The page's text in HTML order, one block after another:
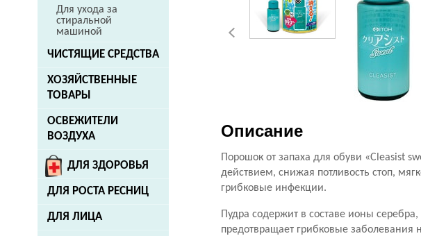
Для ухода за
стиральной
машиной
ЧИСТЯЩИЕ СРЕДСТВА
ХОЗЯЙСТВЕННЫЕ
ТОВАРЫ
ОСВЕЖИТЕЛИ
ВОЗДУХА
ДЛЯ ЗДОРОВЬЯ
ДЛЯ РОСТА РЕСНИЦ
ДЛЯ ЛИЦА
Описание
Порошок от запаха для обуви
действием, снижая потливость стоп,
грибковые инфекции.
Пудра содержит в составе ионы
предотвращает грибковые заболевания